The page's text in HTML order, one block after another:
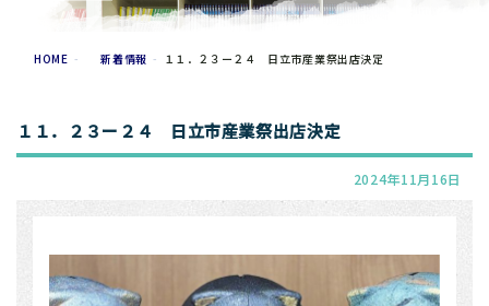
HOME 新着情報 １１．２３ー２４ 日立市産業祭出店決定
１１．２３ー２４ 日立市産業祭出店決定
2024年11月16日